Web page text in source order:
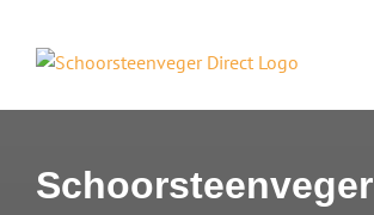
inhoud
Schoorsteenveger